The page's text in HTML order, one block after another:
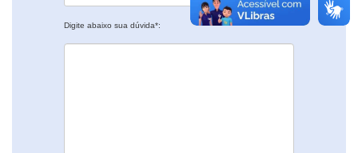
Digite abaixo sua dúvida*: